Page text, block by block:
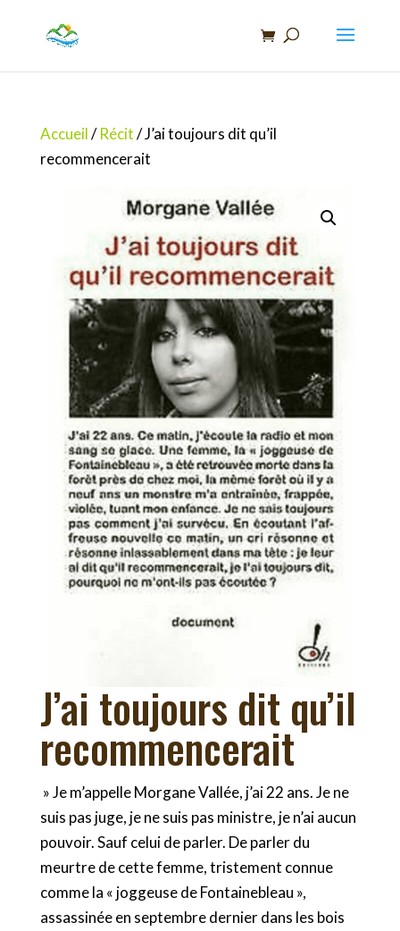
Accueil/Récit/ J’ai toujours dit qu’il
recommencerait
J’ai toujours dit qu’il
recommencerait
» Je m’appelle Morgane Vallée, j’ai 22 ans. Je ne
suis pas juge, je ne suis pas ministre, je n’ai aucun
pouvoir. Sauf celui de parler. De parler du
meurtre de cette femme, tristement connue
comme la « joggeuse de Fontainebleau »,
assassinée en septembre dernier dans les bois